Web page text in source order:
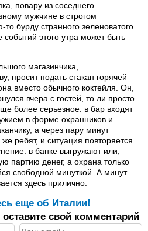
повару из соседнего
мужчине в строгом
бурду странного зеленоватого
этого утра может быть
магазинчика,
просит подать стакан горячей
вместо обычного коктейля. Он,
вчера с гостей, то ли просто
более серьезное: в бар входят
в форме охранников и
а через пару минут
ребят, и ситуация повторяется.
в банке выгружают или,
партию денег, а охрана только
свободной минуткой. А минут
здесь прилично.
еще об Италии!
свой комментарий